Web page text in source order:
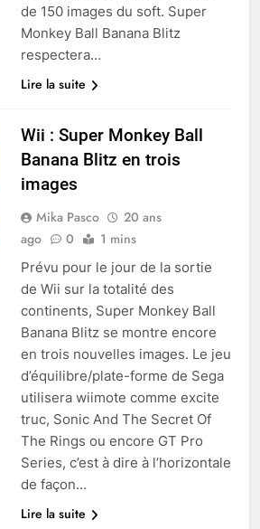
de 150 images du soft. Super
Monkey Ball Banana Blitz
respectera…
Lire la suite
Wii : Super Monkey Ball
Banana Blitz en trois
images
Mika Pasco
20 ans
ago
0 1 mins
Prévu pour le jour de la sortie
de Wii sur la totalité des
continents, Super Monkey Ball
Banana Blitz se montre encore
en trois nouvelles images. Le jeu
d’équilibre/plate-forme de Sega
utilisera wiimote comme excite
truc, Sonic And The Secret Of
The Rings ou encore GT Pro
Series, c’est à dire à l’horizontale
de façon…
Lire la suite